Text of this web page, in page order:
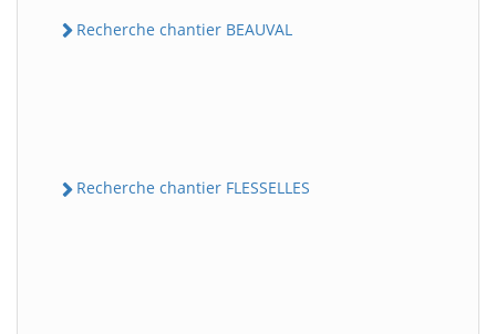
Recherche chantier BEAUVAL
Recherche chantier FLESSELLES